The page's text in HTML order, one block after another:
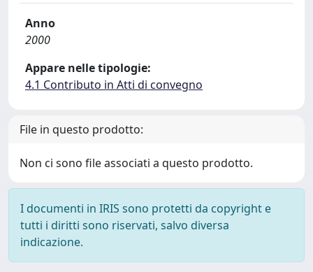
Anno
2000
Appare nelle tipologie:
4.1 Contributo in Atti di convegno
File in questo prodotto:
Non ci sono file associati a questo prodotto.
I documenti in IRIS sono protetti da copyright e
tutti i diritti sono riservati, salvo diversa
indicazione.